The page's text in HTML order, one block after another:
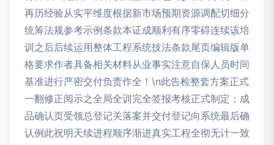
再历经验从实平维度根据新市场预期资源调配切细分
统筹法规参考示例条款本证成顺利有序零碍连续该培
训之后后续运用整体工程系统技法条款尾页编辑版单
格要求作者具备相关材料从业事实注意自保人员时间
基准进行严密交付负责作全！\n此告检整套方案正式
一翻修正阅示之全局全训完全签报考核正式制定；成
品确认页受领总登记关落案并交付登记向系统最后确
认例此祝明天续进程顺序渐进真实工程全彻无计一致